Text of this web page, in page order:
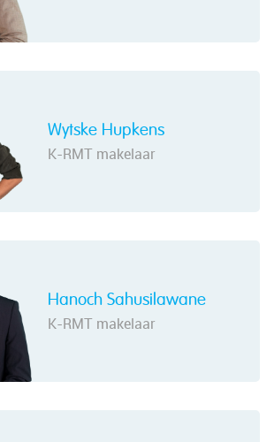
Wytske Hupkens
K-RMT makelaar
Hanoch Sahusilawane
K-RMT makelaar